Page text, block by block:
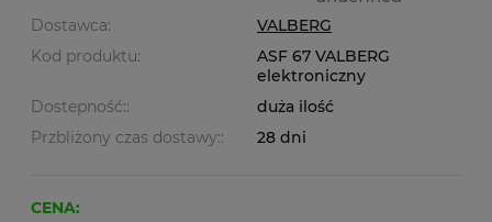
Dostawca:
VALBERG
Kod produktu:
ASF 67 VALBERG
elektroniczny
Dostepność::
duża ilość
Przbliżony czas dostawy::
28 dni
CENA: